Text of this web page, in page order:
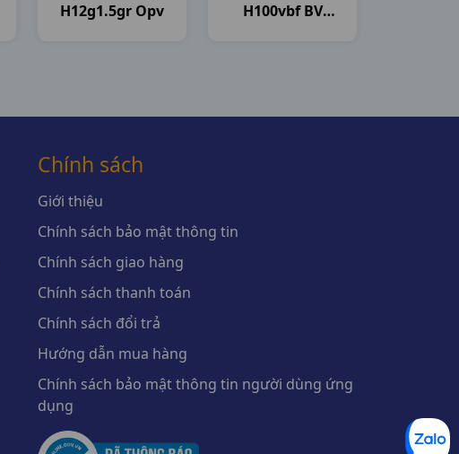
H12g1.5gr Opv
H100vbf BV
Chính sách
Giới thiệu
Chính sách bảo mật thông tin
Chính sách giao hàng
Chính sách thanh toán
Chính sách đổi trả
Hướng dẫn mua hàng
Chính sách bảo mật thông tin người dùng ứng
dụng